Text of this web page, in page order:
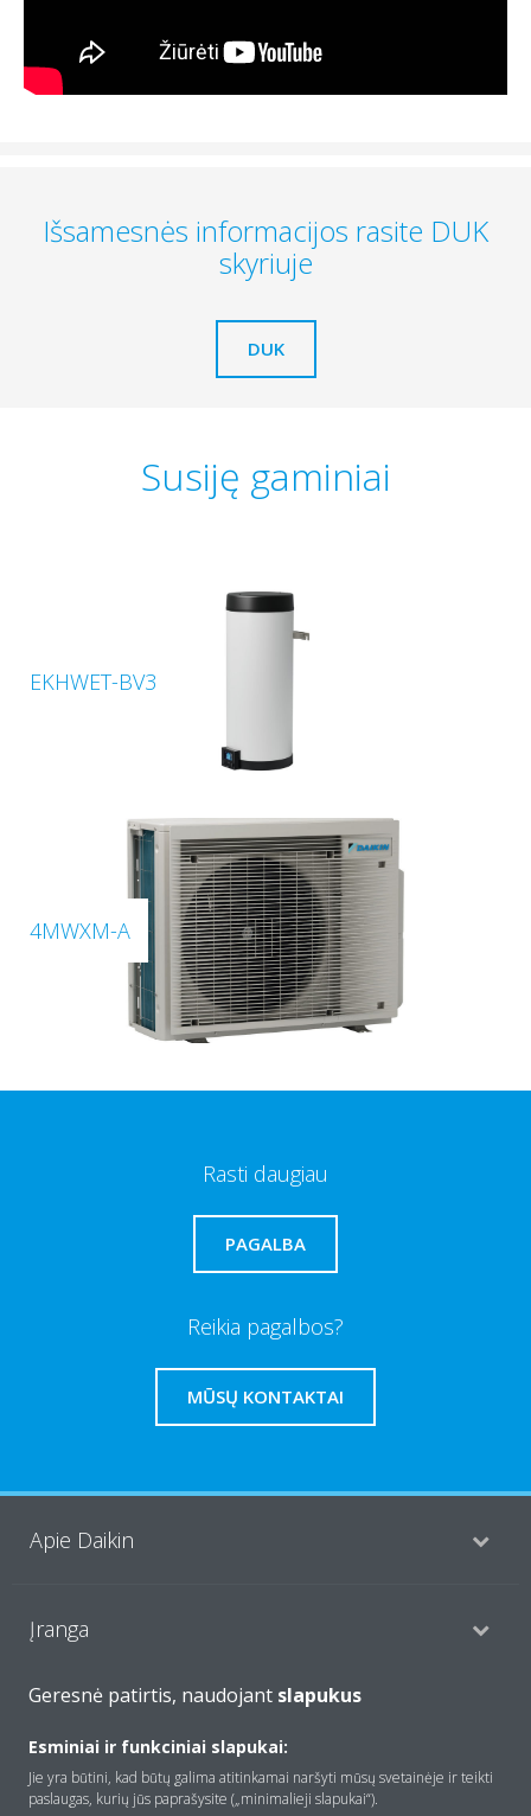
Išsamesnės informacijos rasite DUK
skyriuje
DUK
Susiję gaminiai
EKHWET-BV3
4MWXM-A
Rasti daugiau
PAGALBA
Reikia pagalbos?
MŪSŲ KONTAKTAI
Apie Daikin
Įranga
Produktai
Geresnė patirtis, naudojant slapukus
Esminiai ir funkciniai slapukai:
Jie yra būtini, kad būtų galima atitinkamai naršyti mūsų svetainėje ir teikti
paslaugas, kurių jūs paprašysite („minimalieji slapukai“).